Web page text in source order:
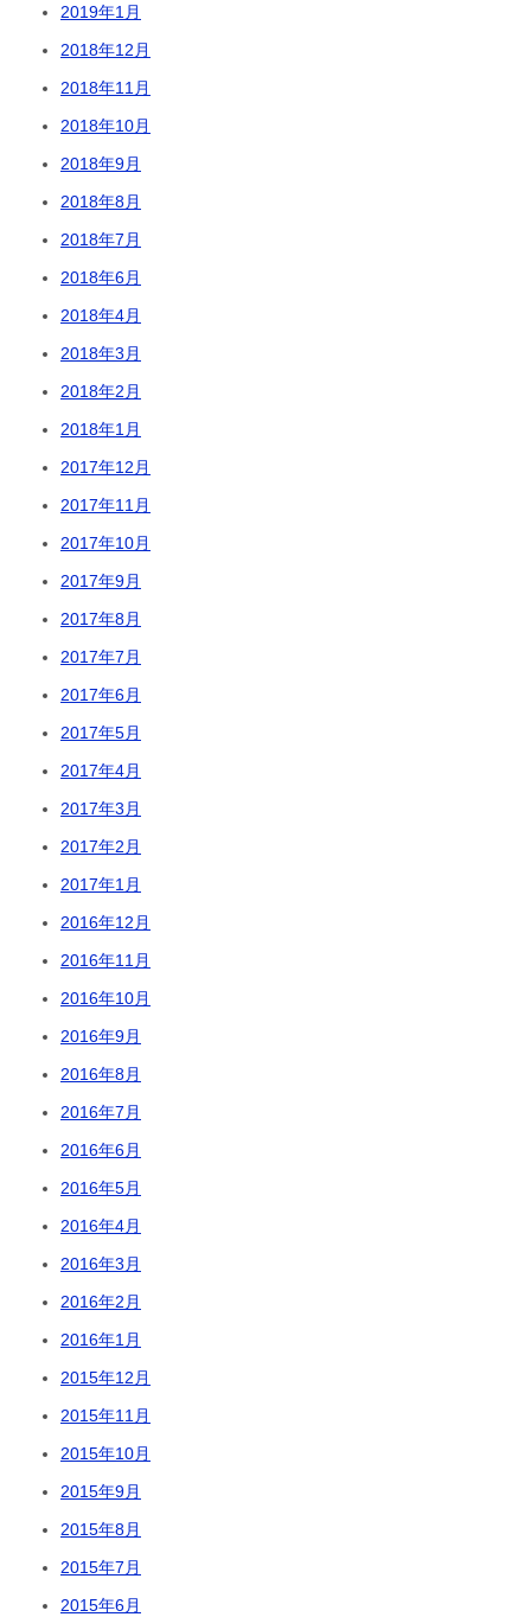
2019年1月
2018年12月
2018年11月
2018年10月
2018年9月
2018年8月
2018年7月
2018年6月
2018年4月
2018年3月
2018年2月
2018年1月
2017年12月
2017年11月
2017年10月
2017年9月
2017年8月
2017年7月
2017年6月
2017年5月
2017年4月
2017年3月
2017年2月
2017年1月
2016年12月
2016年11月
2016年10月
2016年9月
2016年8月
2016年7月
2016年6月
2016年5月
2016年4月
2016年3月
2016年2月
2016年1月
2015年12月
2015年11月
2015年10月
2015年9月
2015年8月
2015年7月
2015年6月